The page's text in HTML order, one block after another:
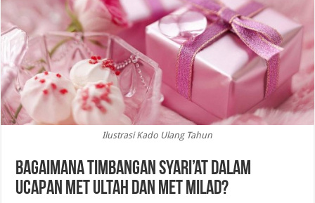
Ilustrasi Kado Ulang Tahun
Bagaimana Timbangan Syari’at dalam
Ucapan Met Ultah dan Met Milad?